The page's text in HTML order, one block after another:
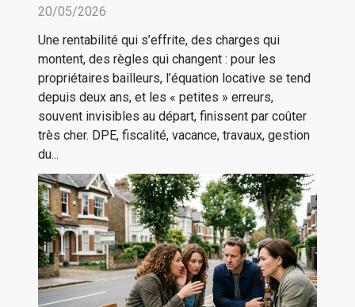
20/05/2026
Une rentabilité qui s’effrite, des charges qui
montent, des règles qui changent : pour les
propriétaires bailleurs, l’équation locative se tend
depuis deux ans, et les « petites » erreurs,
souvent invisibles au départ, finissent par coûter
très cher. DPE, fiscalité, vacance, travaux, gestion
du...